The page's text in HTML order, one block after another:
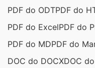
PDF do ODTPDF do
PDF do ExcelPDF do
PDF do MDPDF do
DOC do DOCXDOC